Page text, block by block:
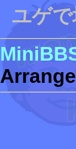
ユゲ